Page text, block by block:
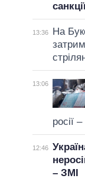
13:36
На
13:06
росії
12:46
– ЗМІ